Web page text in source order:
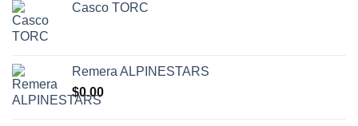
era:
Casco TORC
Remera ALPINESTARS
$0.00